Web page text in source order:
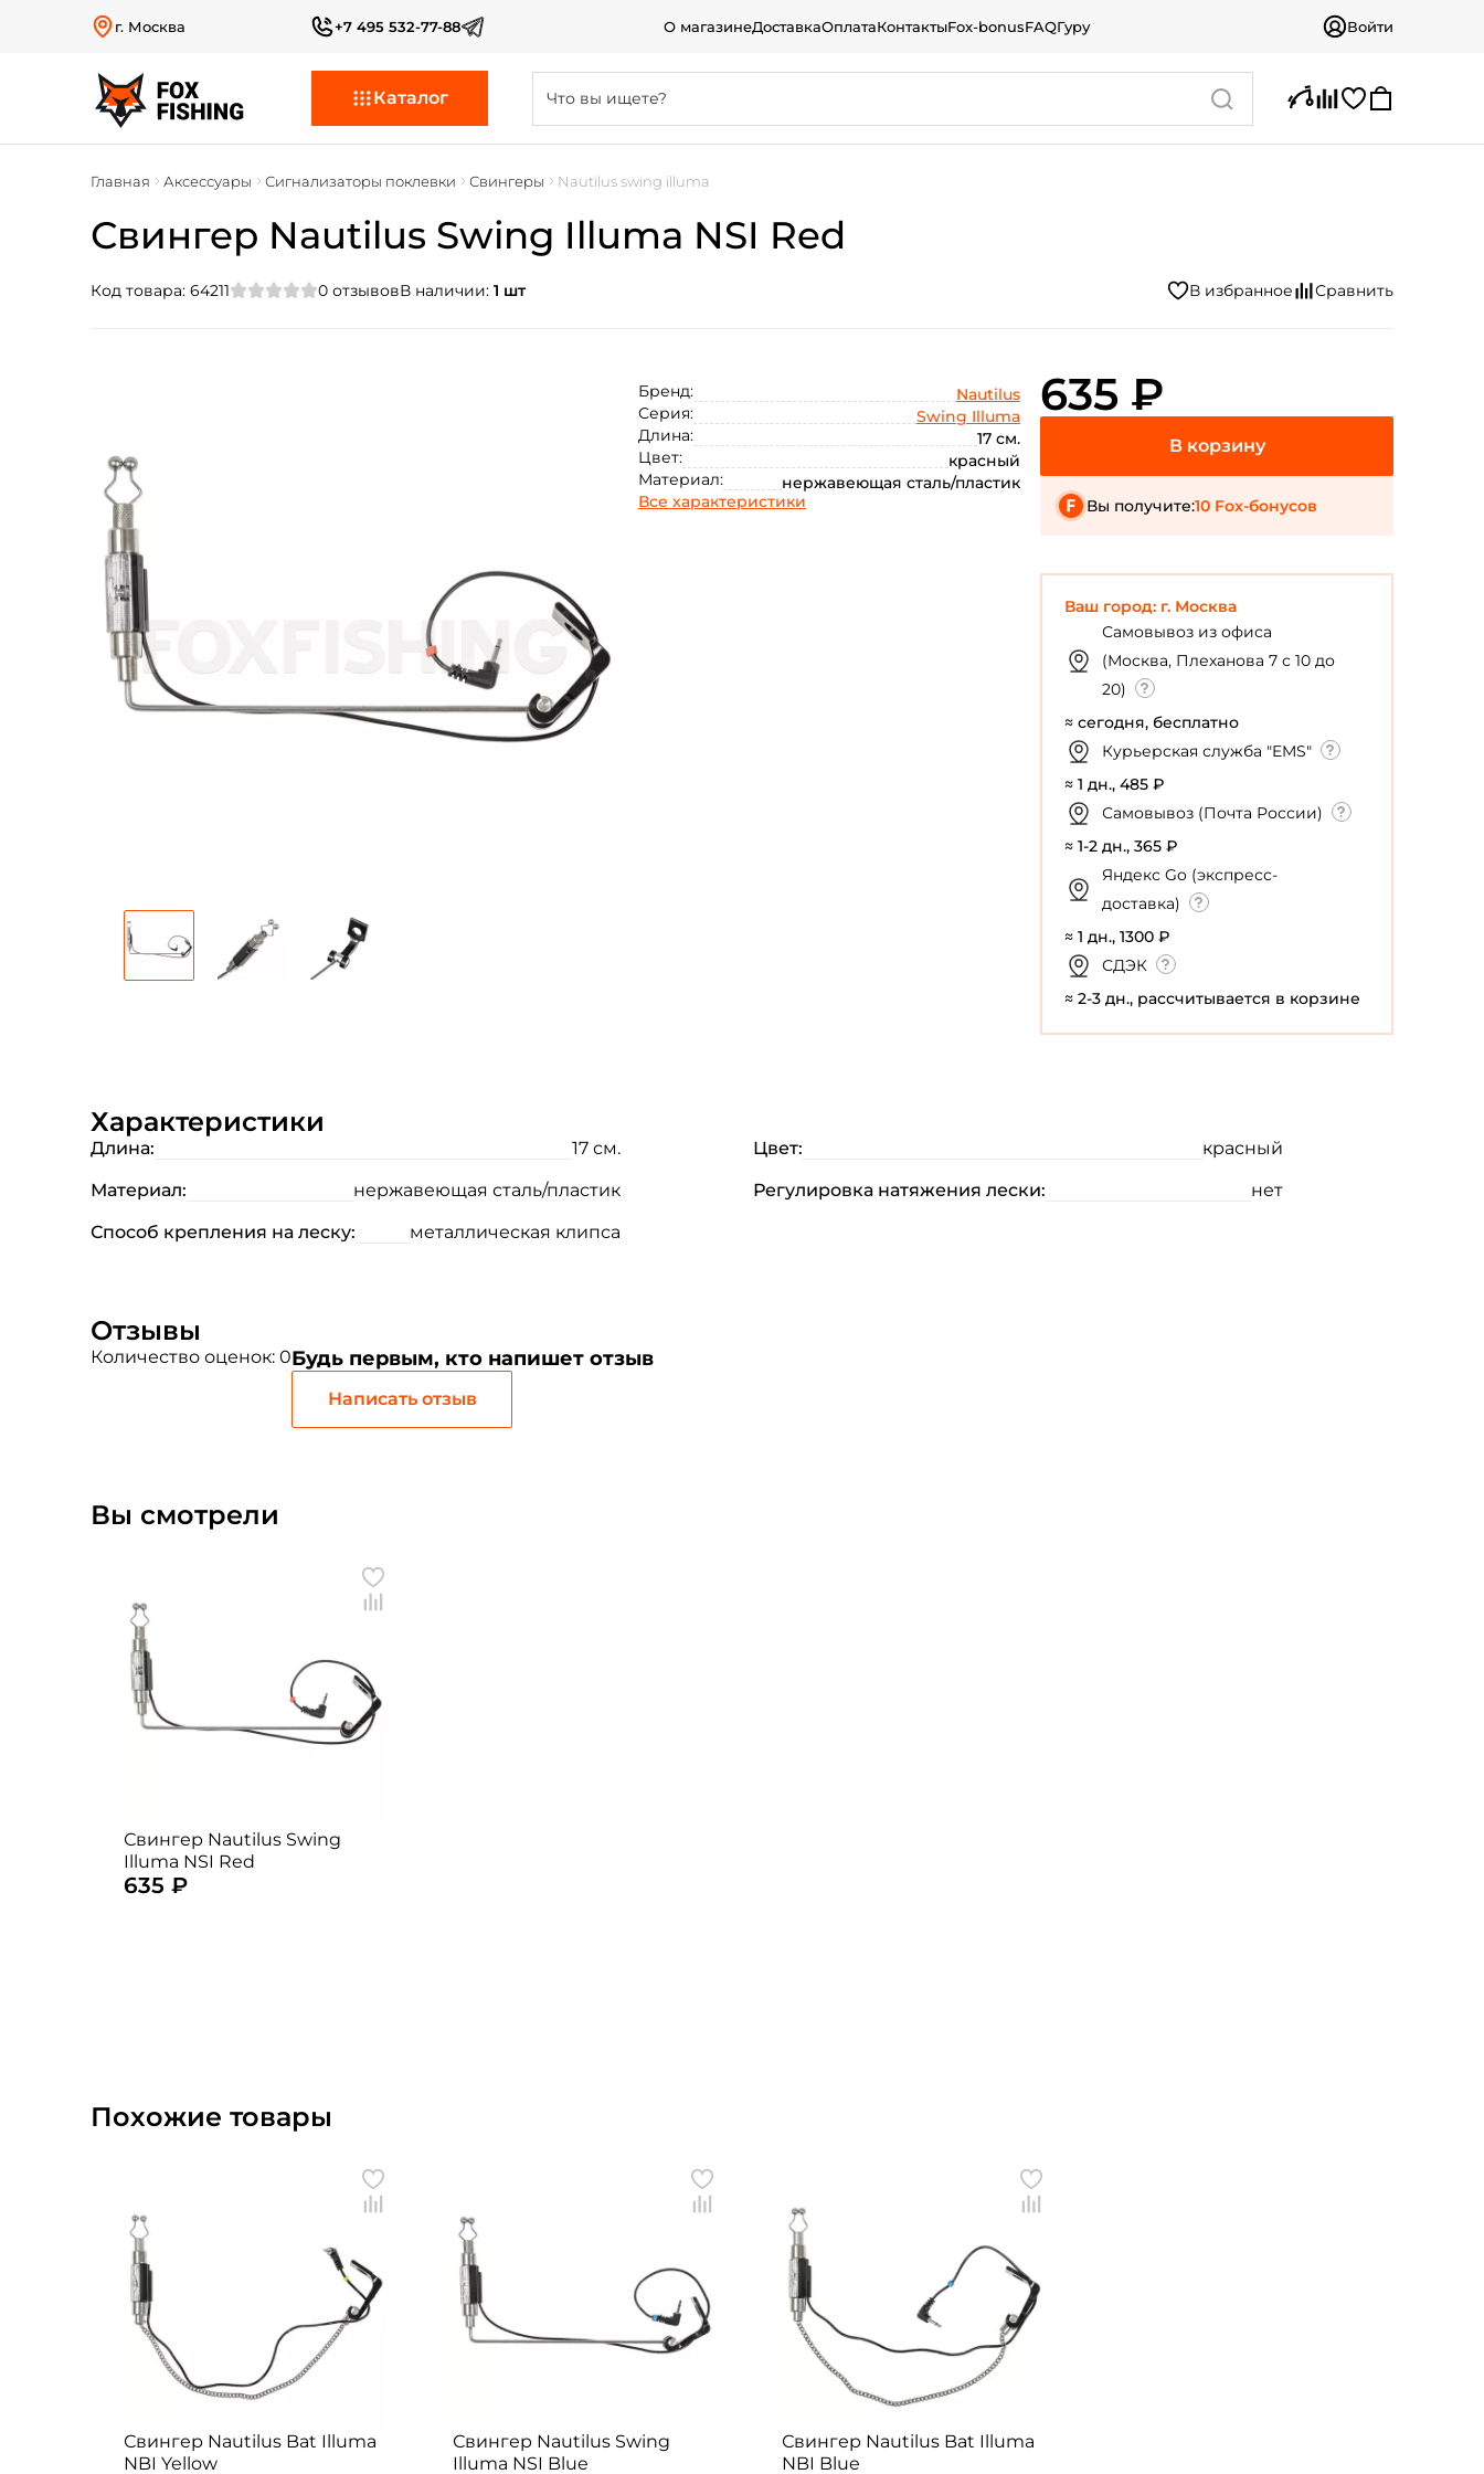
г. Москва +7 495 532-77-88 О магазинеДоставкаОплатаКонтактыFox-bonusFAQГуру Войти
Каталог
Главная Аксессуары Сигнализаторы поклевки Свингеры Nautilus swing illuma
Свингер Nautilus Swing Illuma NSI Red
Код товара: 64211 0 отзывовВ наличии: 1 шт
Бренд:
Nautilus
Серия:
Swing Illuma
Длина:
17 см.
Цвет:
красный
Материал:
нержавеющая сталь/пластик
Все характеристики
635 ₽
Вы получите:10 Fox-бонусов
Ваш город: г. Москва
Самовывоз из офиса
(Москва, Плеханова 7 с 10 до
20)
≈ сегодня, бесплатно
Курьерская служба "EMS"
≈ 1 дн., 485 ₽
Самовывоз (Почта России)
≈ 1-2 дн., 365 ₽
Яндекс Go (экспресс-
доставка)
≈ 1 дн., 1300 ₽
СДЭК
≈ 2-3 дн., рассчитывается в корзине
Характеристики
Длина: 17 см. Цвет:
красный
Материал:
нержавеющая сталь/пластик Регулировка натяжения лески:
нет
Способ крепления на леску:
металлическая клипса
Отзывы
Количество оценок: 0Будь первым, кто напишет отзыв
Написать отзыв
Вы смотрели
Свингер Nautilus Swing
Illuma NSI Red
635 ₽
Похожие товары
Свингер Nautilus Bat Illuma
NBI Yellow
Свингер Nautilus Swing
Illuma NSI Blue
Свингер Nautilus Bat Illuma
NBI Blue